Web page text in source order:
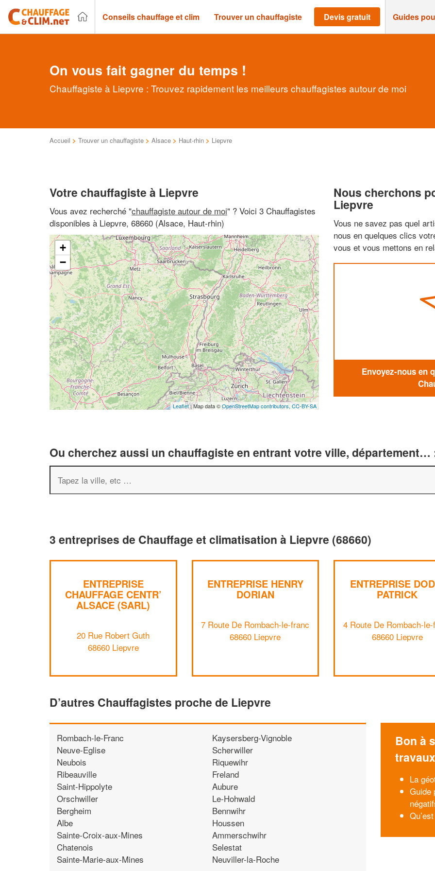
Conseils chauffage et clim Trouver un chauffagiste Devis gratuit Guides
On vous fait gagner du temps !
Chauffagiste à Liepvre : Trouvez rapidement les meilleurs chauffagistes autour de moi
Accueil > Trouver un chauffagiste > Alsace > Haut-rhin > Liepvre
Votre chauffagiste à Liepvre
Vous avez recherché "chauffagiste autour de moi" ? Voici 3 Chauffagistes
disponibles à Liepvre, 68660 (Alsace, Haut-rhin)
+
−
Leaflet| Map data ©OpenStreetMap contributors, CC-BY-SA
Nous cherchons
Liepvre
Vous ne savez pas quel
nous en quelques clics
vous et vous mettons en
Envoyez-nous en
Ou cherchez aussi un chauffagiste en entrant votre ville, département…
3 entreprises de Chauffage et climatisation à Liepvre (68660)
ENTREPRISE
CHAUFFAGE CENTR’
ALSACE (SARL)
20 Rue Robert Guth
68660 Liepvre
ENTREPRISE HENRY
DORIAN
7 Route De Rombach-le-franc
68660 Liepvre
ENTREPRISE
PATRICK
4 Route De Rombach-
68660 Liepvre
D’autres Chauffagistes proche de Liepvre
Rombach-le-Franc
Neuve-Eglise
Neubois
Ribeauville
Saint-Hippolyte
Orschwiller
Bergheim
Albe
Sainte-Croix-aux-Mines
Chatenois
Sainte-Marie-aux-Mines
Kaysersberg-Vignoble
Scherwiller
Riquewihr
Freland
Aubure
Le-Hohwald
Bennwihr
Houssen
Ammerschwihr
Selestat
Neuviller-la-Roche
Bon à
travaux
La
Guide